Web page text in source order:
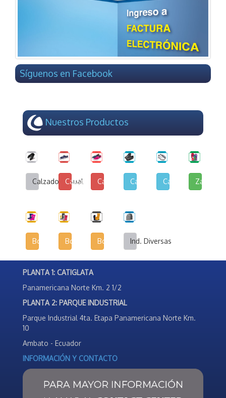
Síguenos en Facebook
Nuestros Productos
Calzado CasualCalzado de Lona y Cuerina
Calzado de Lona Urbana
Calzado EscolarCalzado Deportivo
Botas InfantilesBotas AgrícolasBotas de Seguridad Industrial
Ind. Diversas
PLANTA 1: CATIGLATA
Panamericana Norte Km. 2 1/2
PLANTA 2: PARQUE INDUSTRIAL
Parque Industrial 4ta. Etapa Panamericana Norte Km.
10
Ambato - Ecuador
INFORMACIÓN Y CONTACTO